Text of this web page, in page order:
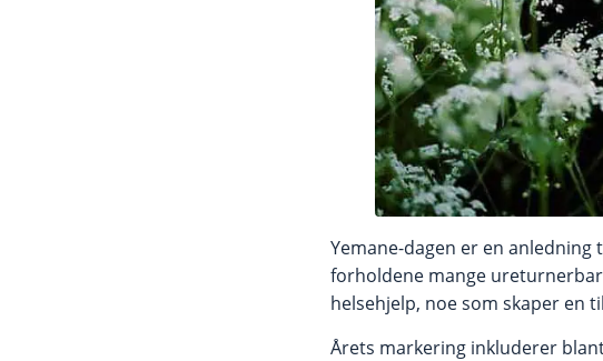
Yemane-dagen er en
forholdene mange
helsehjelp, noe som skaper en
Årets markering inkluderer